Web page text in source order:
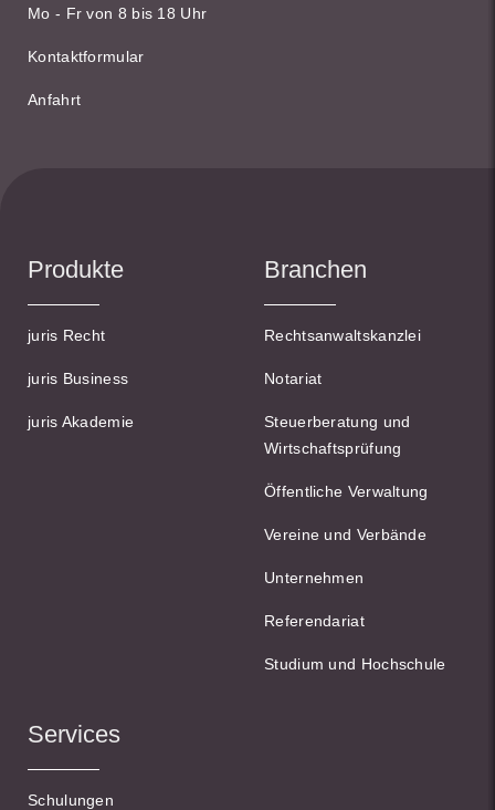
Mo - Fr von 8 bis 18 Uhr
Kontaktformular
Anfahrt
Produkte
juris Recht
juris Business
juris Akademie
Branchen
Rechtsanwaltskanzlei
Notariat
Steuerberatung und
Wirtschaftsprüfung
Öffentliche Verwaltung
Vereine und Verbände
Unternehmen
Referendariat
Studium und Hochschule
Services
Schulungen